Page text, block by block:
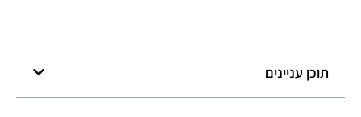
תוכן עניינים